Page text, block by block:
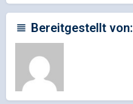
Bereitgestellt von: